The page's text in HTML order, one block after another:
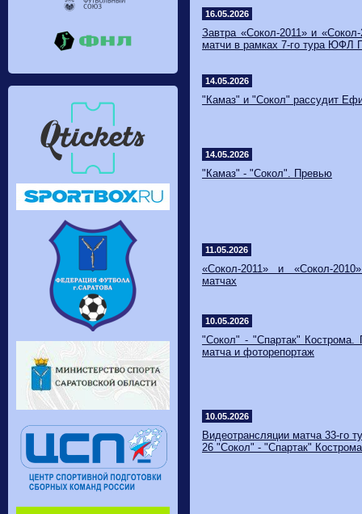
16.05.2026
Завтра «Сокол-2011» и
матчи в рамках 7-го тура ЮФЛ
14.05.2026
"Камаз" и "Сокол" рассудит
14.05.2026
"Камаз" - "Сокол". Превью
11.05.2026
​«Сокол-2011» и «Сокол-
матчах
10.05.2026
"Сокол" - "Спартак" Кострома.
матча и фоторепортаж
10.05.2026
Видеотрансляции матча 33-го
26 "Сокол" - "Спартак"